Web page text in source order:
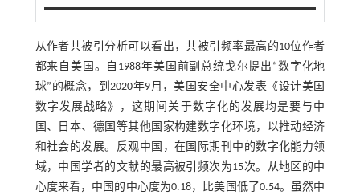
从作者共被引分析可以看出，共被引频率最高的10位作者
都来自美国。自1988年美国前副总统戈尔提出“数字化地
球”的概念，到2020年9月，美国安全中心发表《设计美国
数字发展战略》，这期间关于数字化的发展均是要与中
国、日本、德国等其他国家构建数字化环境，以推动经济
和社会的发展。反观中国，在国际期刊中的数字化能力领
域，中国学者的文献的最高被引频次为15次。从地区的中
心度来看，中国的中心度为0.18，比美国低了0.54。虽然中